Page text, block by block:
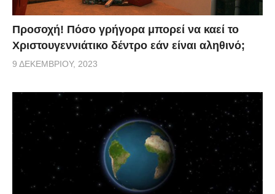
Προσοχή! Πόσο γρήγορα μπορεί να καεί το
Χριστουγεννιάτικο δέντρο εάν είναι αληθινό;
9 ΔΕΚΕΜΒΡΊΟΥ, 2023